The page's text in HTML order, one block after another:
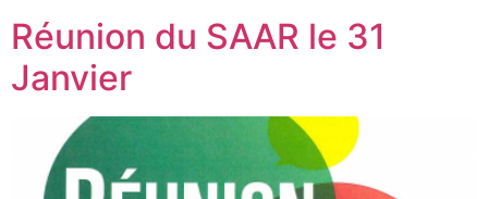
Réunion du SAAR le 31
Janvier